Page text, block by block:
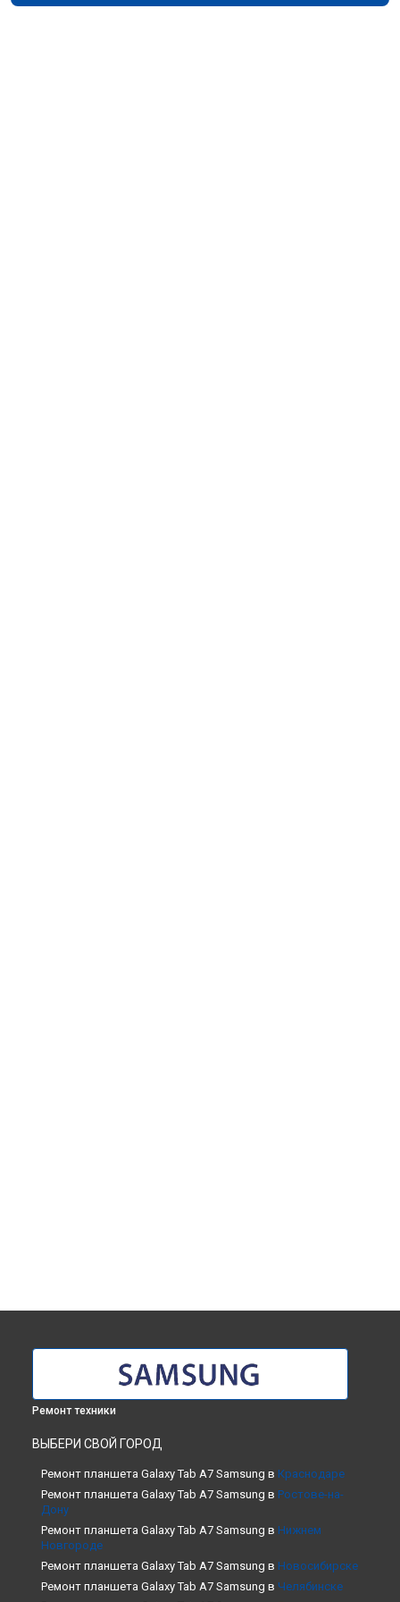
Ремонт техники
ВЫБЕРИ СВОЙ ГОРОД
Ремонт планшета Galaxy Tab A7 Samsung в Краснодаре
Ремонт планшета Galaxy Tab A7 Samsung в Ростове-на-
Дону
Ремонт планшета Galaxy Tab A7 Samsung в Нижнем
Новгороде
Ремонт планшета Galaxy Tab A7 Samsung в Новосибирске
Ремонт планшета Galaxy Tab A7 Samsung в Челябинске